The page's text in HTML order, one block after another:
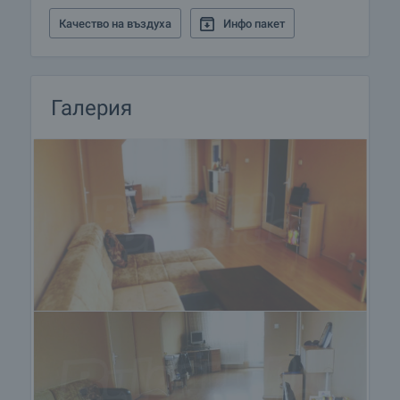
Качество на въздуха Инфо пакет
Галерия